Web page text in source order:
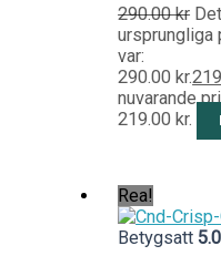
290.00kr Det
ursprungliga
var:
290.00 kr.
nuvarande
219.00 kr.
Rea!
Betygsatt